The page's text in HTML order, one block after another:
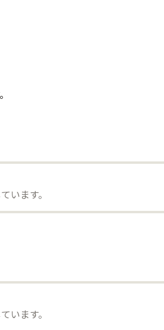
います。
います。